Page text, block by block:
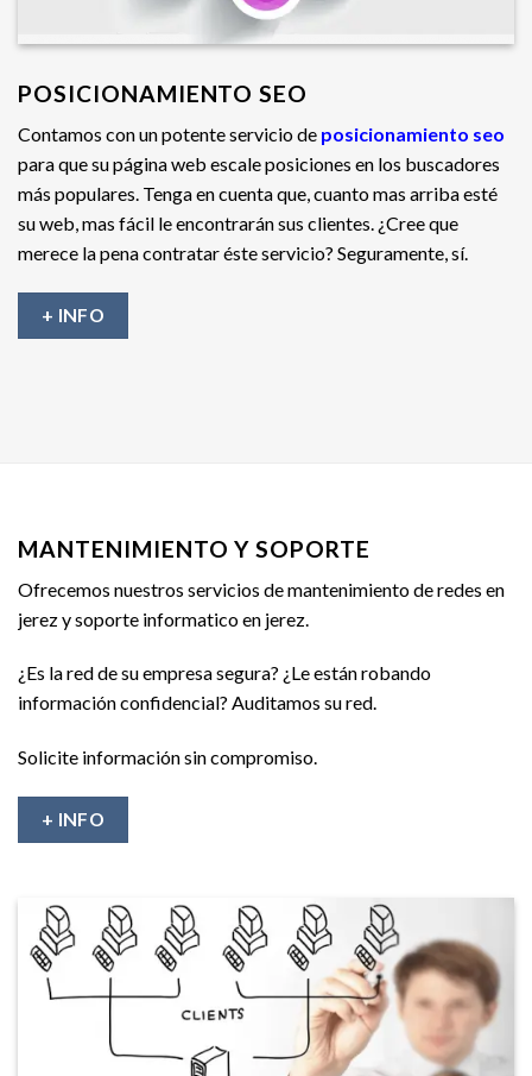
POSICIONAMIENTO SEO
Contamos con un potente servicio de posicionamiento seo
para que su página web escale posiciones en los buscadores
más populares. Tenga en cuenta que, cuanto mas arriba esté
su web, mas fácil le encontrarán sus clientes. ¿Cree que
merece la pena contratar éste servicio? Seguramente, sí.
+ INFO
MANTENIMIENTO Y SOPORTE
Ofrecemos nuestros servicios de mantenimiento de redes en
jerez y soporte informatico en jerez.
¿Es la red de su empresa segura? ¿Le están robando
información confidencial? Auditamos su red.
Solicite información sin compromiso.
+ INFO